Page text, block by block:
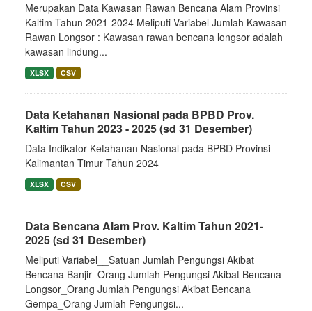
Merupakan Data Kawasan Rawan Bencana Alam Provinsi
Kaltim Tahun 2021-2024 Meliputi Variabel Jumlah Kawasan
Rawan Longsor : Kawasan rawan bencana longsor adalah
kawasan lindung...
XLSX CSV
Data Ketahanan Nasional pada BPBD Prov.
Kaltim Tahun 2023 - 2025 (sd 31 Desember)
Data Indikator Ketahanan Nasional pada BPBD Provinsi
Kalimantan Timur Tahun 2024
XLSX CSV
Data Bencana Alam Prov. Kaltim Tahun 2021-
2025 (sd 31 Desember)
Meliputi Variabel__Satuan Jumlah Pengungsi Akibat
Bencana Banjir_Orang Jumlah Pengungsi Akibat Bencana
Longsor_Orang Jumlah Pengungsi Akibat Bencana
Gempa_Orang Jumlah Pengungsi...